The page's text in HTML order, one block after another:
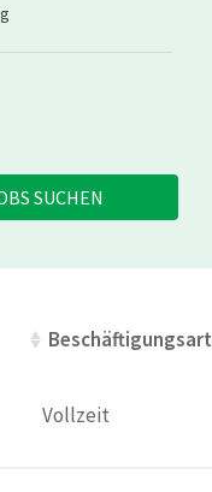
SUCHEN
Beschäftigungsart
Beschäftigungsart
Vollzeit